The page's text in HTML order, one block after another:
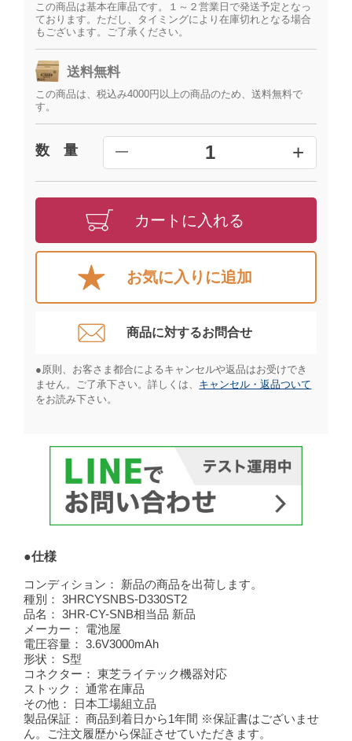
この商品は基本在庫品です。１～２営業日で発送予定となっ
ております。ただし、タイミングにより在庫切れとなる場合
もございます。ご了承ください。
送料無料
この商品は、税込み4000円以上の商品のため、送料無料で
す。
数 量 ━ 1 +
カートに入れる
お気に入りに追加
商品に対するお問合せ​
●原則、お客さま都合によるキャンセルや返品はお受けでき
ません。ご了承下さい。詳しくは、 キャンセル・返品ついて
をお読み下さい。​
●仕様
コンディション：
新品の商品を出荷します。
種別：
3HRCYSNBS-D330ST2
品名：
3HR-CY-SNB相当品 新品
メーカー：
電池屋
電圧容量：
3.6V3000mAh
形状：
S型
コネクター：
東芝ライテック機器対応
ストック：
通常在庫品
その他：
日本工場組立品
製品保証：
商品到着日から1年間 ※保証書はございませ
ん。ご注文履歴から保証させていただきます。